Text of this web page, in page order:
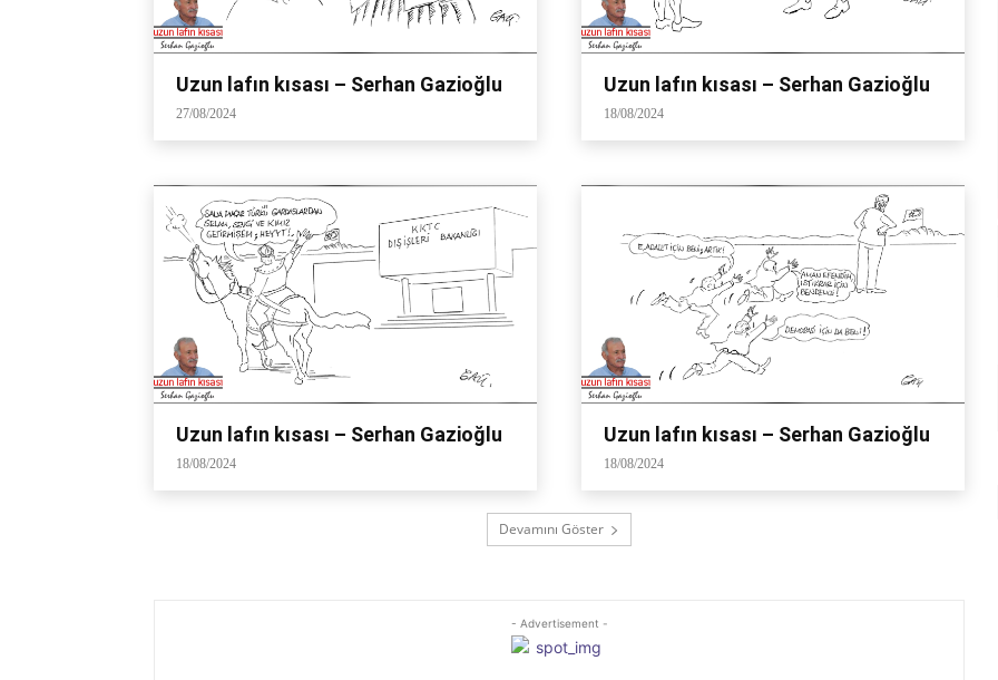
Uzun lafın kısası – Serhan Gazioğlu
27/08/2024
Uzun lafın kısası – Serhan Gazioğlu
18/08/2024
Uzun lafın kısası – Serhan Gazioğlu
18/08/2024
Uzun lafın kısası – Serhan Gazioğlu
18/08/2024
Devamını Göster
- Advertisement -